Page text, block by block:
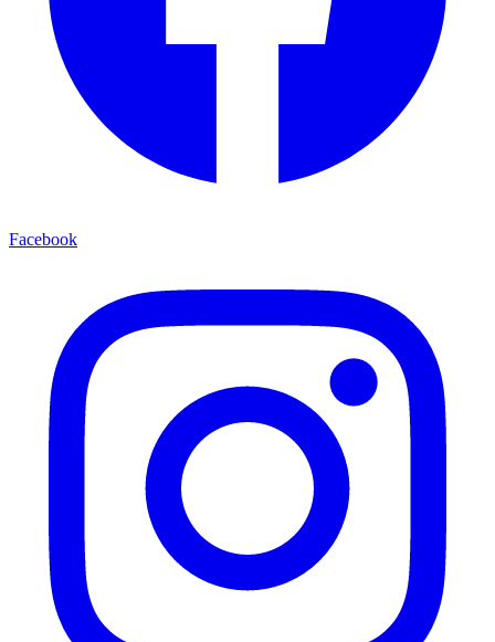
Facebook